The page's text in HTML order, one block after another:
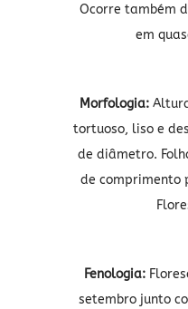
Ocorre também
em
Morfologia:
tortuoso, liso e
de diâmetro.
de comprimento
Fenologia:
setembro junto